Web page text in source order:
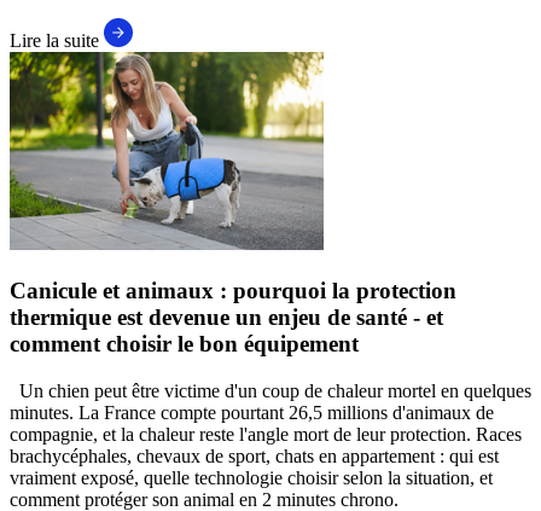
Lire la suite
Canicule et animaux : pourquoi la protection
thermique est devenue un enjeu de santé - et
comment choisir le bon équipement
Un chien peut être victime d'un coup de chaleur mortel en quelques
minutes. La France compte pourtant 26,5 millions d'animaux de
compagnie, et la chaleur reste l'angle mort de leur protection. Races
brachycéphales, chevaux de sport, chats en appartement : qui est
vraiment exposé, quelle technologie choisir selon la situation, et
comment protéger son animal en 2 minutes chrono.